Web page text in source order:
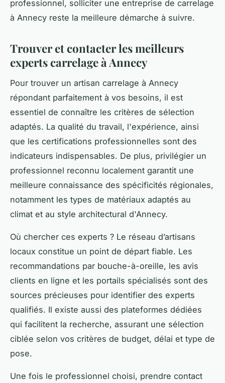
professionnel, solliciter une entreprise de carrelage
à Annecy reste la meilleure démarche à suivre.
Trouver et contacter les meilleurs
experts carrelage à Annecy
Pour trouver un artisan carrelage à Annecy
répondant parfaitement à vos besoins, il est
essentiel de connaître les critères de sélection
adaptés. La qualité du travail, l'expérience, ainsi
que les certifications professionnelles sont des
indicateurs indispensables. De plus, privilégier un
professionnel reconnu localement garantit une
meilleure connaissance des spécificités régionales,
notamment les types de matériaux adaptés au
climat et au style architectural d'Annecy.
Où chercher ces experts ? Le réseau d’artisans
locaux constitue un point de départ fiable. Les
recommandations par bouche-à-oreille, les avis
clients en ligne et les portails spécialisés sont des
sources précieuses pour identifier des experts
qualifiés. Il existe aussi des plateformes dédiées
qui facilitent la recherche, assurant une sélection
ciblée selon vos critères de budget, délai et type de
pose.
Une fois le professionnel choisi, prendre contact